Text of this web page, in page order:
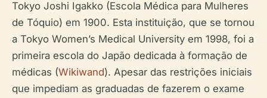
Tokyo Joshi Igakko (Escola Médica para Mulheres
de Tóquio) em 1900. Esta instituição, que se tornou
a Tokyo Women’s Medical University em 1998, foi a
primeira escola do Japão dedicada à formação de
médicas (Wikiwand). Apesar das restrições iniciais
que impediam as graduadas de fazerem o exame